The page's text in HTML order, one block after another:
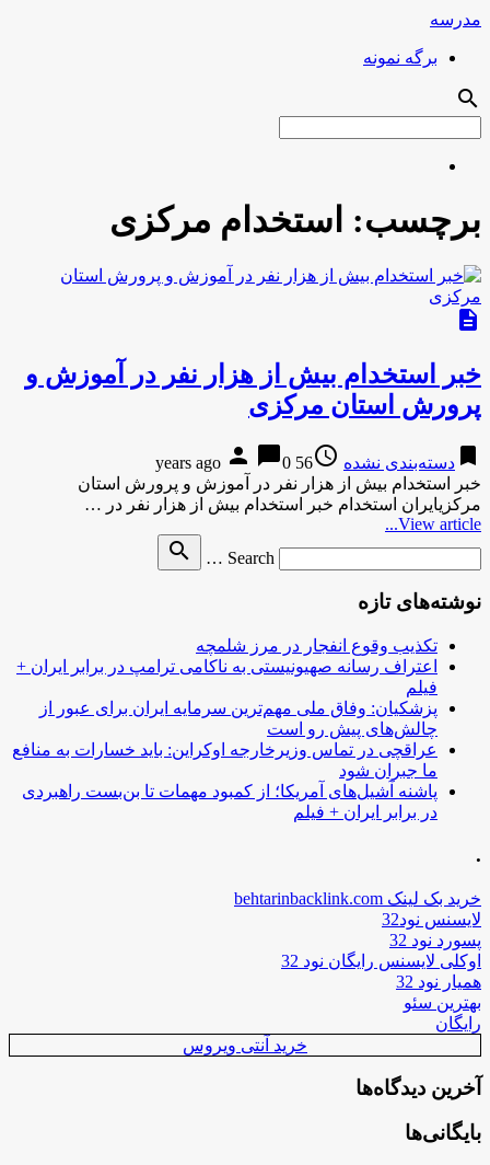
مدرسه
برگه نمونه
search
برچسب: استخدام مرکزی
description
خبر استخدام بیش از هزار نفر در آموزش و
پرورش استان مرکزی
bookmark دسته‌بندی نشده access_time
56 years ago
person chat_bubble0
خبر استخدام بیش از هزار نفر در آموزش و پرورش استان
مرکزیایران استخدام خبر استخدام بیش از هزار نفر در …
View article...
Search …
search
نوشته‌های تازه
تکذیب وقوع انفجار در مرز شلمچه
اعتراف رسانه صهیونیستی به ناکامی ترامپ در برابر ایران +
فیلم
پزشکیان: وفاق ملی مهم‌ترین سرمایه ایران برای عبور از
چالش‌های پیش رو است
عراقچی در تماس وزیرخارجه اوکراین: باید خسارات به منافع
ما جبران شود
پاشنه آشیل‌های آمریکا؛ از کمبود مهمات تا بن‌بست راهبردی
در برابر ایران + فیلم
.
خرید بک لینک behtarinbacklink.com
لایسنس نود32
پسورد نود 32
اوکلی لایسنس رایگان نود 32
همیار نود 32
بهترین سئو
رایگان
خرید آنتی ویروس
آخرین دیدگاه‌ها
بایگانی‌ها